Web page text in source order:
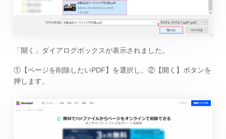
「開く」ダイアログボックスが表示されました。
①【ページを削除したいPDF】を選択し、②【開く】ボタンを
押します。